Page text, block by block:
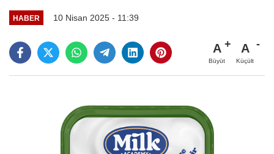
HABER 10 Nisan 2025 - 11:39
A
Büyüt
A
Küçült